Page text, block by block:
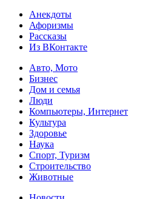
Анекдоты
Афоризмы
Рассказы
Из ВКонтакте
Авто, Мото
Бизнес
Дом и семья
Люди
Компьютеры, Интернет
Культура
Здоровье
Наука
Спорт, Туризм
Строительство
Животные